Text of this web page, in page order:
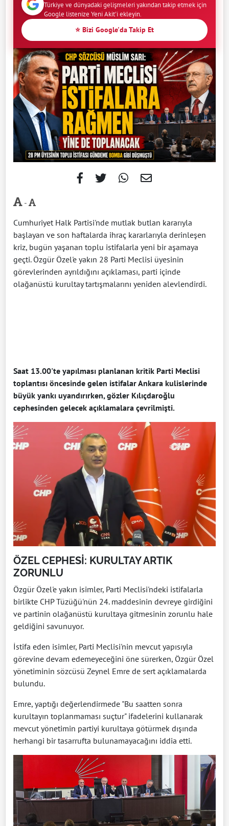
Türkiye ve dünyadaki gelişmeleri yakından takip etmek için
Google listenize Yeni Akit'i ekleyin.
⭐ Bizi Google'da Takip Et
-
Cumhuriyet Halk Partisi'nde mutlak butlan kararıyla
başlayan ve son haftalarda ihraç kararlarıyla derinleşen
kriz, bugün yaşanan toplu istifalarla yeni bir aşamaya
geçti. Özgür Özel'e yakın 28 Parti Meclisi üyesinin
görevlerinden ayrıldığını açıklaması, parti içinde
olağanüstü kurultay tartışmalarını yeniden alevlendirdi.
Saat 13.00'te yapılması planlanan kritik Parti Meclisi
toplantısı öncesinde gelen istifalar Ankara kulislerinde
büyük yankı uyandırırken, gözler Kılıçdaroğlu
cephesinden gelecek açıklamalara çevrilmişti.
ÖZEL CEPHESİ: KURULTAY ARTIK
ZORUNLU
Özgür Özel'e yakın isimler, Parti Meclisi'ndeki istifalarla
birlikte CHP Tüzüğü'nün 24. maddesinin devreye girdiğini
ve partinin olağanüstü kurultaya gitmesinin zorunlu hale
geldiğini savunuyor.
İstifa eden isimler, Parti Meclisi'nin mevcut yapısıyla
görevine devam edemeyeceğini öne sürerken, Özgür Özel
yönetiminin sözcüsü Zeynel Emre de sert açıklamalarda
bulundu.
Emre, yaptığı değerlendirmede "Bu saatten sonra
kurultayın toplanmaması suçtur" ifadelerini kullanarak
mevcut yönetimin partiyi kurultaya götürmek dışında
herhangi bir tasarrufta bulunamayacağını iddia etti.